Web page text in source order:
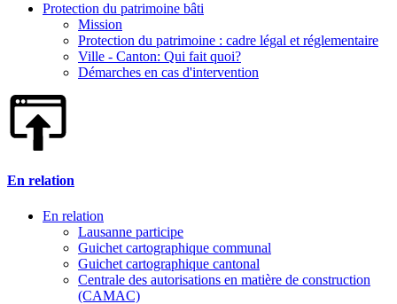
Protection du patrimoine bâti
Mission
Protection du patrimoine : cadre légal et réglementaire
Ville - Canton: Qui fait quoi?
Démarches en cas d'intervention
En relation
En relation
Lausanne participe
Guichet cartographique communal
Guichet cartographique cantonal
Centrale des autorisations en matière de construction
(CAMAC)